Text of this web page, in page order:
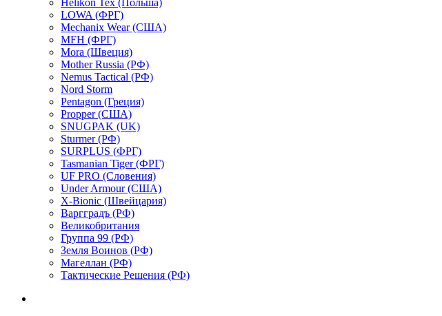
LOWA (ФРГ)
Mechanix Wear (США)
MFH (ФРГ)
Mora (Швеция)
Mother Russia (РФ)
Nemus Tactical (РФ)
Nord Storm
Pentagon (Греция)
Propper (США)
SNUGPAK (UK)
Sturmer (РФ)
SURPLUS (ФРГ)
Tasmanian Tiger (ФРГ)
UF PRO (Словения)
Under Armour (США)
X-Bionic (Швейцария)
Варгградъ (РФ)
Великобритания
Группа 99 (РФ)
Земля Воинов (РФ)
Магеллан (РФ)
Тактические Решения (РФ)